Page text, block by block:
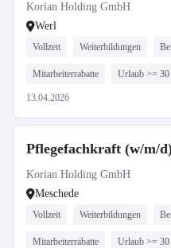
Korian Holding GmbH
Werl
Vollzeit Weiterbildungen
Mitarbeiterrabatte Urlaub >= 30
13.04.2026
Pflegefachkraft (w/m/
Korian Holding GmbH
Meschede
Vollzeit Weiterbildungen
Mitarbeiterrabatte Urlaub >= 30